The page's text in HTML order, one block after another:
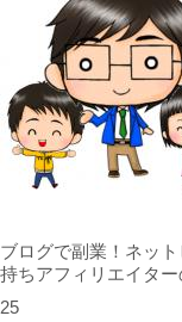
ブログで副業！ネッ
持ちアフィリエイター
25